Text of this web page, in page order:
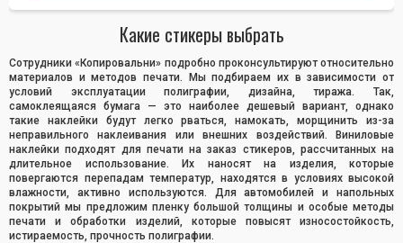
Какие стикеры выбрать
Сотрудники «Копировальни» подробно проконсультируют относительно
материалов и методов печати. Мы подбираем их в зависимости от
условий эксплуатации полиграфии, дизайна, тиража. Так,
самоклеящаяся бумага — это наиболее дешевый вариант, однако
такие наклейки будут легко рваться, намокать, морщинить из-за
неправильного наклеивания или внешних воздействий. Виниловые
наклейки подходят для печати на заказ стикеров, рассчитанных на
длительное использование. Их наносят на изделия, которые
повергаются перепадам температур, находятся в условиях высокой
влажности, активно используются. Для автомобилей и напольных
покрытий мы предложим пленку большой толщины и особые методы
печати и обработки изделий, которые повысят износостойкость,
истираемость, прочность полиграфии.